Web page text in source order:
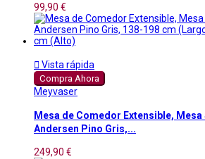
99,90 €
 Vista rápida
Compra Ahora
Meyvaser
Mesa de Comedor Extensible,
Andersen Pino Gris,...
249,90 €